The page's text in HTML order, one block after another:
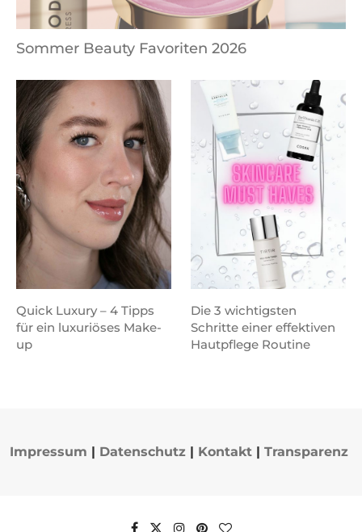
Sommer Beauty Favoriten 2026
Quick Luxury – 4 Tipps
für ein luxuriöses Make-
up
Die 3 wichtigsten
Schritte einer effektiven
Hautpflege Routine
Impressum | Datenschutz | Kontakt | Transparenz